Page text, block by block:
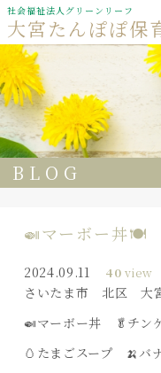
社会福祉法人グリーンリーフ
大宮たんぽぽ保
BLOG
🍛マーボー丼🍽️
2024.09.11 40 view
さいたま市 北区 大
🍛マーボー丼 🥬チン
🥚たまごスープ 🍌バ